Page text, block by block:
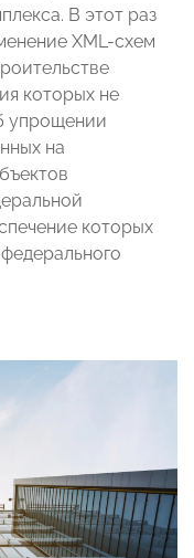
В этот раз
XML-схем
которых не
упрощении
на
которых